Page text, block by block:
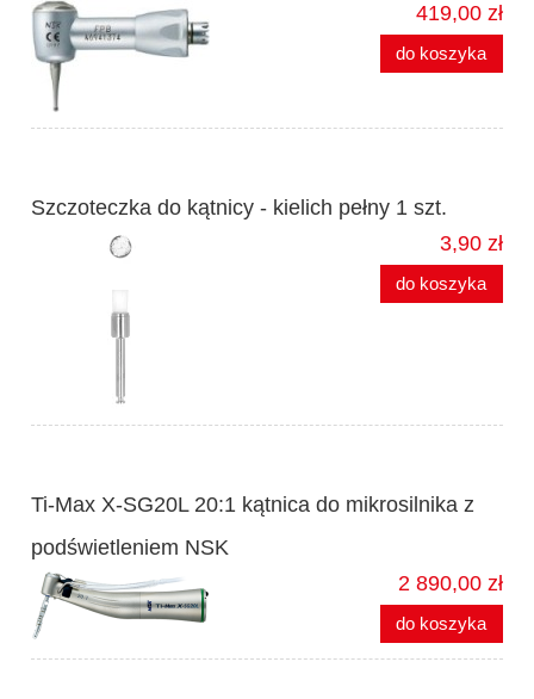
419,00 zł
do koszyka
Szczoteczka do kątnicy - kielich pełny 1 szt.
3,90 zł
do koszyka
Ti-Max X-SG20L 20:1 kątnica do mikrosilnika z
podświetleniem NSK
2 890,00 zł
do koszyka